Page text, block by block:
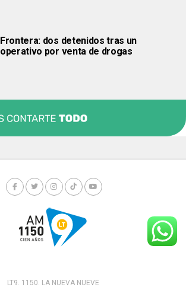
Frontera: dos detenidos tras un
operativo por venta de drogas
LT9. 1150. LA NUEVA NUEVE